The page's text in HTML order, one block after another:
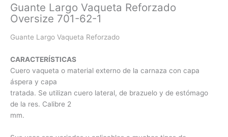
Guante Largo Vaqueta Reforzado
Oversize 701-62-1
Guante Largo Vaqueta Reforzado
CARACTERÍSTICAS
Cuero vaqueta o material externo de la carnaza con capa
áspera y capa
tratada. Se utilizan cuero lateral, de brazuelo y de estómago
de la res. Calibre 2
mm.